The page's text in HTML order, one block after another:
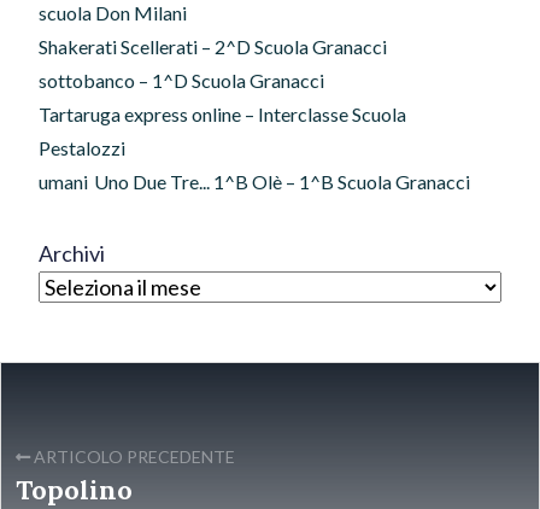
scuola Don Milani
Shakerati Scellerati – 2^D Scuola Granacci
sottobanco – 1^D Scuola Granacci
Tartaruga express online – Interclasse Scuola
Pestalozzi
umani Uno Due Tre... 1^B Olè – 1^B Scuola Granacci
Archivi
ARTICOLO PRECEDENTE
Topolino